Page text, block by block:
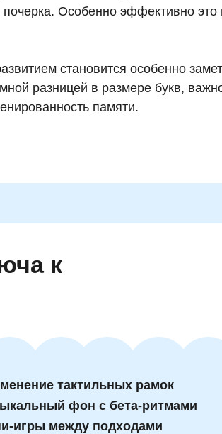
Особенно эффективно
становится особенно
разницей в размере букв,
памяти.
тактильных рамок
фон с бета-ритмами
игры между подходами
к